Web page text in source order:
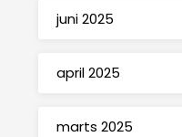
juni 2025
april 2025
marts 2025